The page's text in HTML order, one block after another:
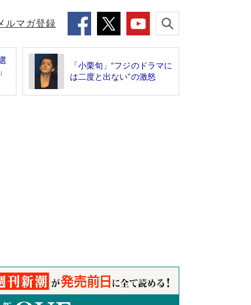
ルマガ登録
「小栗旬」“フジのドラマに
は二度と出ない”の激怒